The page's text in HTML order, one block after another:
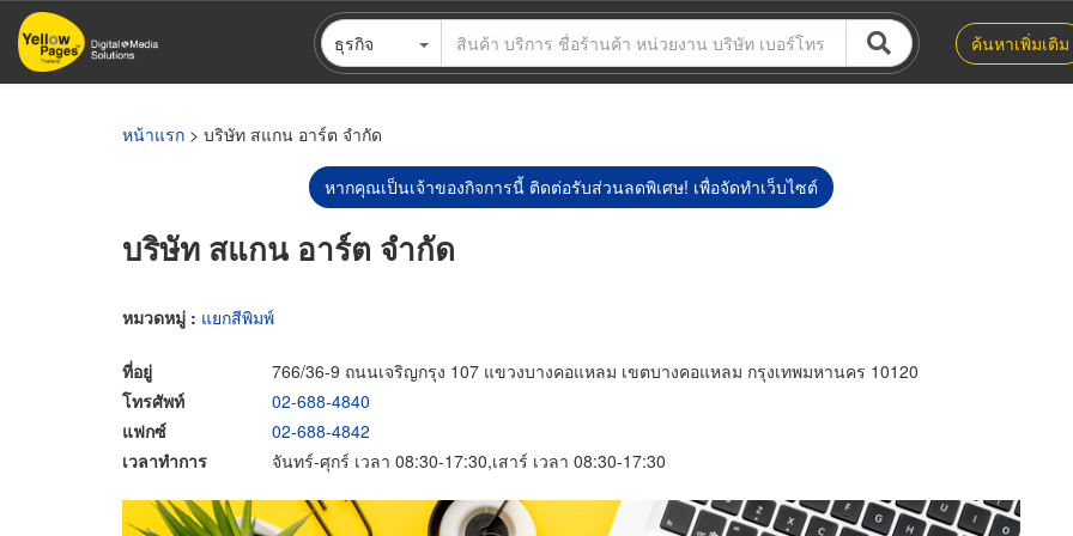
ข้าม
ไป
ธุรกิจ ค้นหาเพิ่มเติม
หน้าแรก > บริษัท สแกน อาร์ต จำกัด
หากคุณเป็นเจ้าของกิจการนี้ ติดต่อรับส่วนลดพิเศษ! เพื่อจัดทำเว็บไซต์
บริษัท สแกน อาร์ต จำกัด
หมวดหมู่ : แยกสีพิมพ์
ที่อยู่
766/36-9 ถนนเจริญกรุง 107 แขวงบางคอแหลม เขตบางคอแหลม กรุงเทพมหานคร 10120
โทรศัพท์
02-688-4840
แฟกซ์
02-688-4842
เวลาทำการ
จันทร์-ศุกร์ เวลา 08:30-17:30,เสาร์ เวลา 08:30-17:30